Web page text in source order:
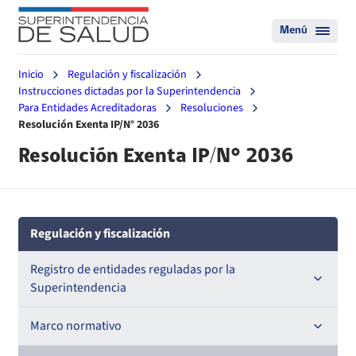
Menú
Inicio
Regulación y fiscalización
Instrucciones dictadas por la Superintendencia
Para Entidades Acreditadoras
Resoluciones
Resolución Exenta IP/N° 2036
Resolución Exenta IP/N° 2036
Regulación y fiscalización
Registro de entidades reguladas por la
Superintendencia
Registro de Prestadores Acreditados
Marco normativo